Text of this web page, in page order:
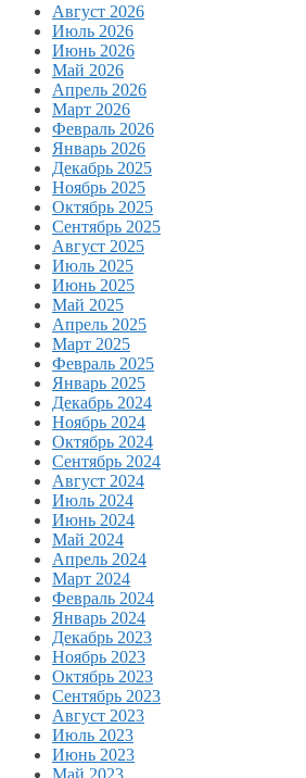
Август 2026
Июль 2026
Июнь 2026
Май 2026
Апрель 2026
Март 2026
Февраль 2026
Январь 2026
Декабрь 2025
Ноябрь 2025
Октябрь 2025
Сентябрь 2025
Август 2025
Июль 2025
Июнь 2025
Май 2025
Апрель 2025
Март 2025
Февраль 2025
Январь 2025
Декабрь 2024
Ноябрь 2024
Октябрь 2024
Сентябрь 2024
Август 2024
Июль 2024
Июнь 2024
Май 2024
Апрель 2024
Март 2024
Февраль 2024
Январь 2024
Декабрь 2023
Ноябрь 2023
Октябрь 2023
Сентябрь 2023
Август 2023
Июль 2023
Июнь 2023
Май 2023